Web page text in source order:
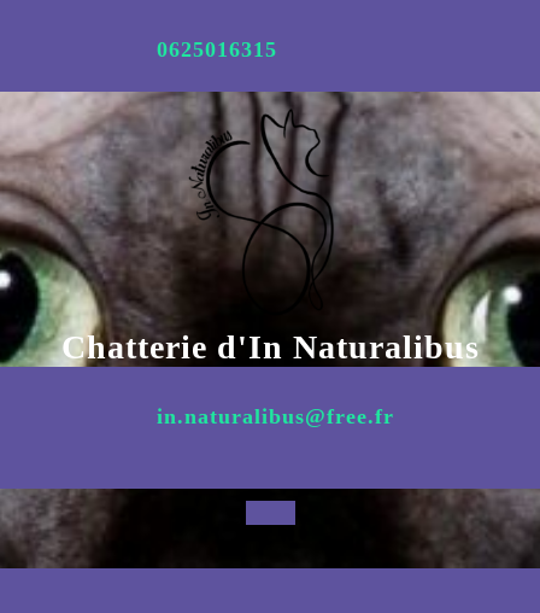
0625016315
Chatterie d'In Naturalibus
in.naturalibus@free.fr
Open
Button